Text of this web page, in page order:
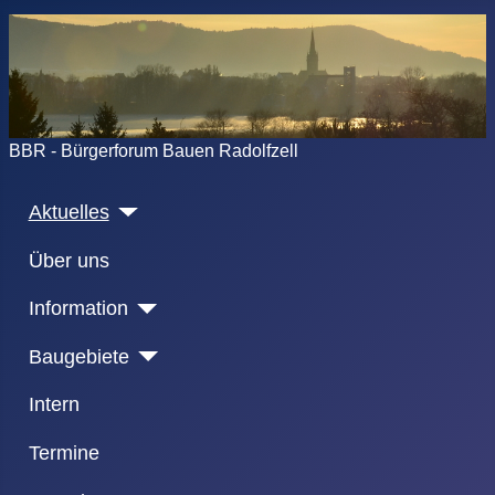
BBR - Bürgerforum Bauen Radolfzell
Aktuelles
Über uns
Information
Baugebiete
Intern
Termine